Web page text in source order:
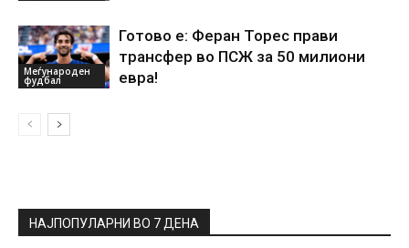
Меѓународен
фудбал
Готово е: Феран Торес прави
трансфер во ПСЖ за 50 милиони
евра!
НАЈПОПУЛАРНИ ВО 7 ДЕНА